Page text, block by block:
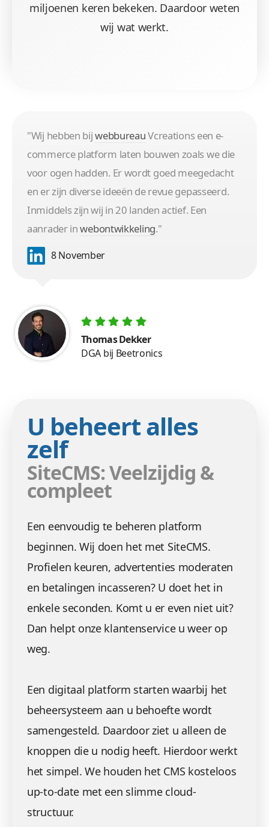
miljoenen keren bekeken. Daardoor weten
wij wat werkt.
"Wij hebben bijwebbureauVcreations een e-
commerce platform laten bouwen zoals we die
voor ogen hadden. Er wordt goed meegedacht
en er zijn diverse ideeën de revue gepasseerd.
Inmiddels zijn wij in 20 landen actief. Een
aanrader inwebontwikkeling."
8 November
Thomas Dekker
DGA bij Beetronics
U beheert alles
zelf
SiteCMS: Veelzijdig &
compleet
Een eenvoudig te beheren platform
beginnen. Wij doen het met SiteCMS.
Profielen keuren, advertenties moderaten
en betalingen incasseren? U doet het in
enkele seconden. Komt u er even niet uit?
Dan helpt onze klantenservice u weer op
weg.
Een digitaal platform starten waarbij het
beheersysteem aan u behoefte wordt
samengesteld. Daardoor ziet u alleen de
knoppen die u nodig heeft. Hierdoor werkt
het simpel. We houden het CMS kosteloos
up-to-date met een slimme cloud-
structuur.